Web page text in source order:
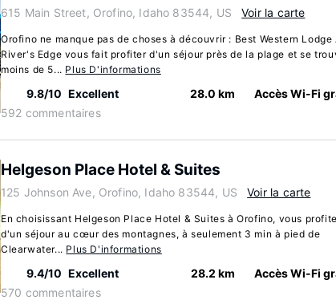
615 Main Street, Orofino, Idaho 83544, US Voir la carte
Orofino ne manque pas de choses à découvrir : Best Western Lodge
River's Edge vous fait profiter d'un séjour près de la plage et se
moins de 5... Plus D'informations
9.8/10 Excellent
592 commentaires
28.0 km Accès Wi-Fi
Helgeson Place Hotel & Suites
125 Johnson Ave, Orofino, Idaho 83544, US Voir la carte
En choisissant Helgeson Place Hotel & Suites à Orofino, vous
d'un séjour au cœur des montagnes, à seulement 3 min à pied de
Clearwater... Plus D'informations
9.4/10 Excellent
570 commentaires
28.2 km Accès Wi-Fi